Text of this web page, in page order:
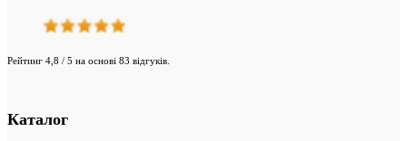
Рейтинг 4,8 / 5 на основі 83 відгуків.
Каталог